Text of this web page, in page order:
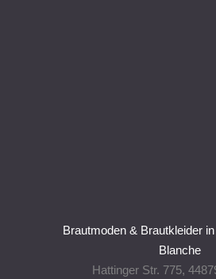
Brautmoden & Brautkleider
Blanche
Hattinger Str. 775,